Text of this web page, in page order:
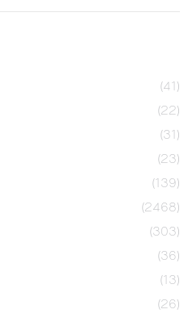
(41)
(22)
(31)
(23)
(139)
(2468)
(303)
(36)
(13)
(26)